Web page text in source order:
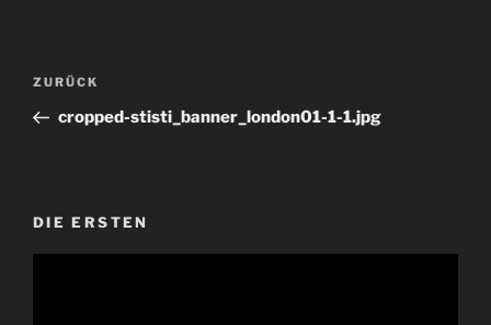
Beitragsnavigation
Vorheriger
Beitrag
ZURÜCK
cropped-stisti_banner_london01-1-1.jpg
DIE ERSTEN